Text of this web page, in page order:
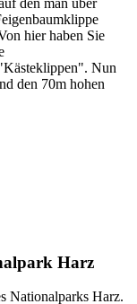
den man über
hier haben Sie
Nun
den 70m hohen
Harz
Nationalparks Harz.